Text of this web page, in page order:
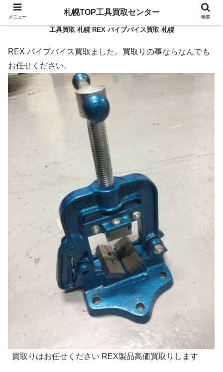
工具買取 札幌 REX パイプバイス買取 札幌
REX パイプバイス買取ました。買取りの事ならなんでも
お任せください。
買取りはお任せください REX製品高価買取りします
メニュー
札幌TOP工具買取センター
検索